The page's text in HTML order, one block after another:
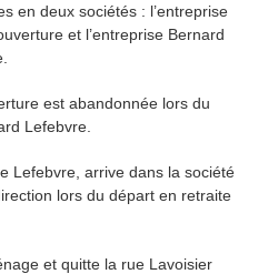
en deux sociétés : l’entreprise
et l’entreprise Bernard
est abandonnée lors du
Lefebvre.
Lefebvre, arrive dans la société
lors du départ en retraite
et quitte la rue Lavoisier